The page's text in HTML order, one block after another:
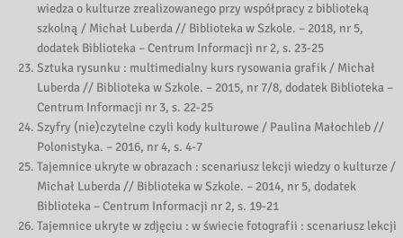
wiedza o kulturze zrealizowanego przy współpracy z biblioteką
szkolną / Michał Luberda // Biblioteka w Szkole. – 2018, nr 5,
dodatek Biblioteka – Centrum Informacji nr 2, s. 23-25
Sztuka rysunku : multimedialny kurs rysowania grafik / Michał
Luberda // Biblioteka w Szkole. – 2015, nr 7/8, dodatek Biblioteka –
Centrum Informacji nr 3, s. 22-25
Szyfry (nie)czytelne czyli kody kulturowe / Paulina Małochleb //
Polonistyka. – 2016, nr 4, s. 4-7
Tajemnice ukryte w obrazach : scenariusz lekcji wiedzy o kulturze /
Michał Luberda // Biblioteka w Szkole. – 2014, nr 5, dodatek
Biblioteka – Centrum Informacji nr 2, s. 19-21
Tajemnice ukryte w zdjęciu : w świecie fotografii : scenariusz lekcji